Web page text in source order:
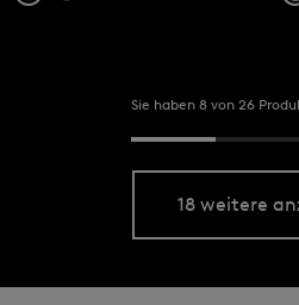
Sie haben 8 von 26
18 weitere